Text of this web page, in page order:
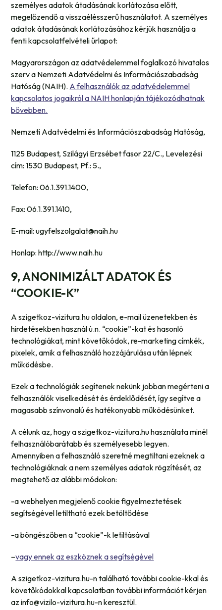
személyes adatok átadásának korlátozása előtt,
megelőzendő a visszaélésszerű használatot. A személyes
adatok átadásának korlátozásához kérjük használja a
fenti kapcsolatfelvételi űrlapot:
Magyarországon az adatvédelemmel foglalkozó hivatalos
szerv a Nemzeti Adatvédelmi és Információszabadság
Hatóság (NAIH). A felhasználók az adatvédelemmel
kapcsolatos jogaikról a NAIH honlapján tájékozódhatnak
bővebben.
Nemzeti Adatvédelmi és Információszabadság Hatóság,
1125 Budapest, Szilágyi Erzsébet fasor 22/C., Levelezési
cím: 1530 Budapest, Pf.: 5.,
Telefon: 06.1.391.1400,
Fax: 06.1.391.1410,
E-mail: ugyfelszolgalat@naih.hu
Honlap: http://www.naih.hu
9, ANONIMIZÁLT ADATOK ÉS
“COOKIE-K”
A szigetkoz-vizitura.hu oldalon, e-mail üzenetekben és
hirdetésekben használ ú.n. “cookie”-kat és hasonló
technológiákat, mint követőkódok, re-marketing címkék,
pixelek, amik a felhasználó hozzájárulása után lépnek
működésbe.
Ezek a technológiák segítenek nekünk jobban megérteni a
felhasználók viselkedését és érdeklődését, így segítve a
magasabb színvonalú és hatékonyabb működésünket.
A célunk az, hogy a szigetkoz-vizitura.hu használata minél
felhasználóbarátabb és személyesebb legyen.
Amennyiben a felhasználó szeretné megtiltani ezeknek a
technológiáknak a nem személyes adatok rögzítését, az
megtehető az alábbi módokon:
-a webhelyen megjelenő cookie figyelmeztetések
segítségével letiltható ezek betöltődése
-a böngészőben a “cookie”-k letiltásával
–vagy ennek az eszköznek a segítségével
A szigetkoz-vizitura.hu-n található további cookie-kkal és
követőkódokkal kapcsolatban további információt kérjen
az info@vizilo-vizitura.hu-n keresztül.